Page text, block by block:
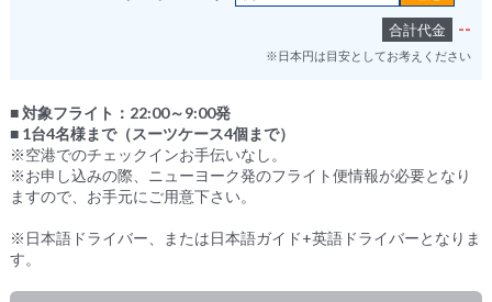
合計代金 --
※日本円は目安としてお考えください
■ 対象フライト：22:00～9:00発
■ 1台4名様まで（スーツケース4個まで）
※空港でのチェックインお手伝いなし。
※お申し込みの際、ニューヨーク発のフライト便情報が必要となり
ますので、お手元にご用意下さい。
※日本語ドライバー、または日本語ガイド+英語ドライバーとなりま
す。